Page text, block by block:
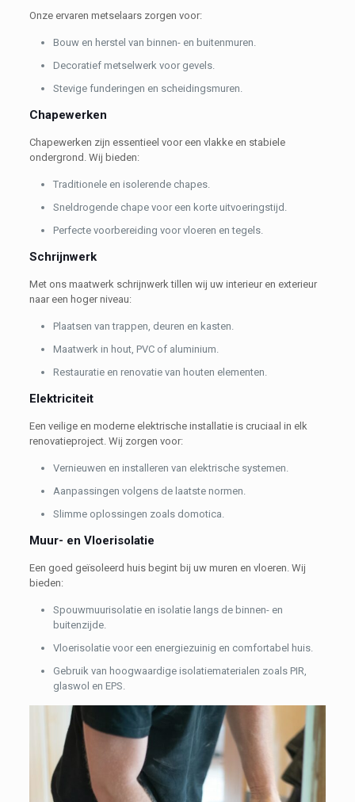
Onze ervaren metselaars zorgen voor:
Bouw en herstel van binnen- en buitenmuren.
Decoratief metselwerk voor gevels.
Stevige funderingen en scheidingsmuren.
Chapewerken
Chapewerken zijn essentieel voor een vlakke en stabiele
ondergrond. Wij bieden:
Traditionele en isolerende chapes.
Sneldrogende chape voor een korte uitvoeringstijd.
Perfecte voorbereiding voor vloeren en tegels.
Schrijnwerk
Met ons maatwerk schrijnwerk tillen wij uw interieur en exterieur
naar een hoger niveau:
Plaatsen van trappen, deuren en kasten.
Maatwerk in hout, PVC of aluminium.
Restauratie en renovatie van houten elementen.
Elektriciteit
Een veilige en moderne elektrische installatie is cruciaal in elk
renovatieproject. Wij zorgen voor:
Vernieuwen en installeren van elektrische systemen.
Aanpassingen volgens de laatste normen.
Slimme oplossingen zoals domotica.
Muur- en Vloerisolatie
Een goed geïsoleerd huis begint bij uw muren en vloeren. Wij
bieden:
Spouwmuurisolatie en isolatie langs de binnen- en
buitenzijde.
Vloerisolatie voor een energiezuinig en comfortabel huis.
Gebruik van hoogwaardige isolatiematerialen zoals PIR,
glaswol en EPS.